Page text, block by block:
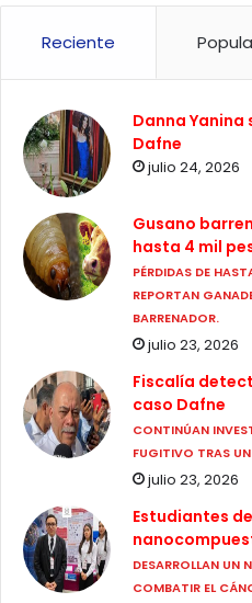
Reciente
Danna
Dafne
julio 24, 2026
Gusano
hasta 4 mil
PÉRDIDAS DE
REPORTAN
BARRENADOR.
julio 23, 2026
Fiscalía
caso Dafne
CONTINÚAN
FUGITIVO TRAS
julio 23, 2026
Estudiantes
DESARROLLAN UN
COMBATIR EL